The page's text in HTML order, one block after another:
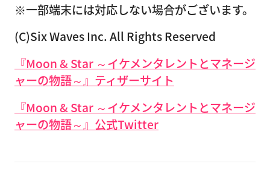
※一部端末には対応しない場合がございます。
(C)Six Waves Inc. All Rights Reserved
『Moon & Star ～イケメンタレントとマネージ
ャーの物語～』ティザーサイト
『Moon & Star ～イケメンタレントとマネージ
ャーの物語～』公式Twitter